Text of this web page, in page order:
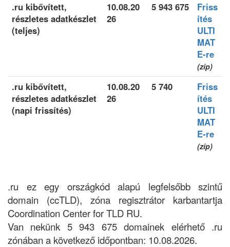
.ru kibővített,
részletes adatkészlet
(teljes)
10.08.20
26
5 943 675
Friss
ítés
ULTI
MAT
E-re
(zip)
.ru kibővített,
részletes adatkészlet
(napi frissítés)
10.08.20
26
5 740
Friss
ítés
ULTI
MAT
E-re
(zip)
.ru ez egy országkód alapú legfelsőbb szintű
domain (ccTLD), zóna regisztrátor karbantartja
Coordination Center for TLD RU.
Van nekünk 5 943 675 domainek elérhető .ru
zónában a következő időpontban: 10.08.2026.